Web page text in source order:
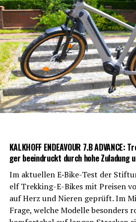
Akku sind mit­tig im Rad
per­fek­te Balan­ce und ein sta­bi­les
Gates-Rie­men­an­trieb
Der war­tungs­ar­me
gen­freie und kom­for­ta­ble
tet weni­ger War­tung und mehr
KALKHOFF ENDEAVOUR 7.B
ger beein­druckt durch hohe Zula­dung
Im aktu­el­len E‑Bike-Test der
elf Trek­king-E-Bikes mit Prei­sen
auf Herz und Nie­ren geprüft. Im
Fra­ge, wel­che Model­le beson­ders